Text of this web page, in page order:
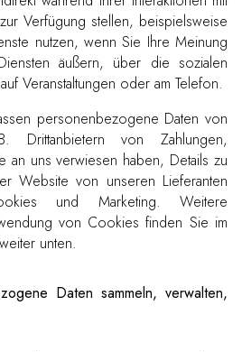
Verfügung stellen, beispielsweise
nutzen, wenn Sie Ihre Meinung
äußern, über die sozialen
Veranstaltungen oder am Telefon.
personenbezogene Daten von
von Zahlungen,
an uns verwiesen haben, Details zu
Website von unseren Lieferanten
und Marketing. Weitere
von Cookies finden Sie im
unten.
Daten sammeln, verwalten,